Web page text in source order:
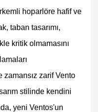
hoparlöre hafif ve
taban tasarımı,
kritik olmamasını
zamansız zarif Vento
stilinde kendini
yeni Ventos'un